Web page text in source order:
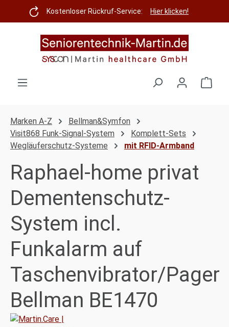
Zum Hauptinhalt springen
Kostenloser Rückruf-Service: Hier klicken!
Marken A-Z
Bellman&Symfon
Visit868 Funk-Signal-System
Komplett-Sets
Wegläuferschutz-Systeme
mit RFID-Armband
Raphael-home privat
Dementenschutz-
System incl.
Funkalarm auf
Taschenvibrator/Pager
Bellman BE1470